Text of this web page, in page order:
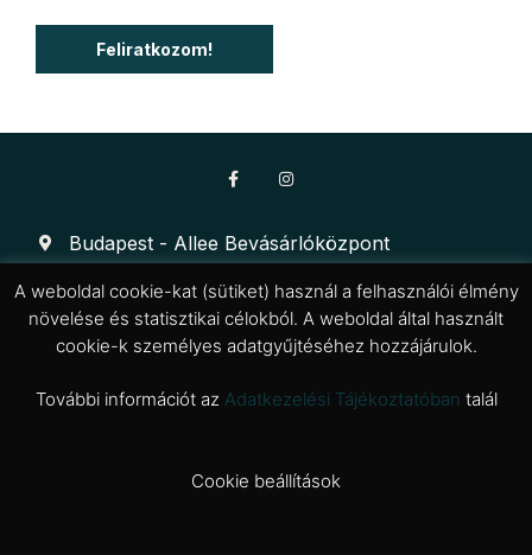
Feliratkozom!
Budapest - Allee Bevásárlóközpont
H -Szo: 10:00 - 21.00; Vas: 10:00 - 19:00
Pécs - Árkád
Általános Szerződési Feltételek
A weboldal cookie-kat (sütiket) használ a felhasználói élmény
növelése és statisztikai célokból. A weboldal által használt
cookie-k személyes adatgyűjtéséhez hozzájárulok.
További információt az Adatkezelési Tájékoztatóban talál
Cookie beállítások